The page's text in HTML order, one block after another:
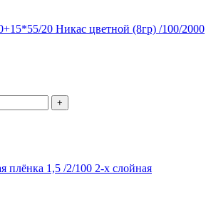
20 Никас цветной (8гр) /100/2000
+
плёнка 1,5 /2/100 2-х слойная